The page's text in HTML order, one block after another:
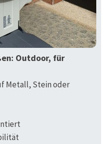
Outdoor, für
Metall, Stein oder